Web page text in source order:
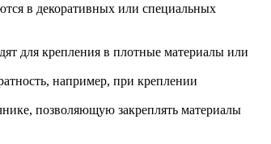
в декоративных или специальных
для крепления в плотные материалы или
например, при креплении
позволяющую закреплять материалы